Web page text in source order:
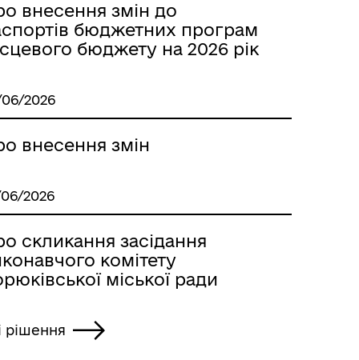
внесення змін до
бюджетних програм
бюджету на 2026 рік
2026
внесення змін
2026
скликання засідання
комітету
міської ради
рішення